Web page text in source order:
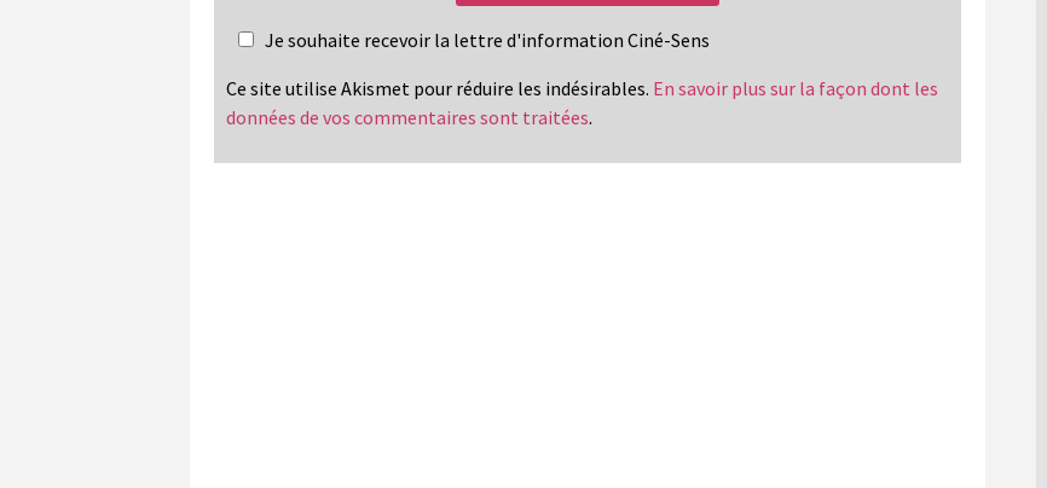
Je souhaite recevoir la lettre d'information Ciné-Sens
Ce site utilise Akismet pour réduire les indésirables. En savoir plus sur la façon dont les
données de vos commentaires sont traitées.